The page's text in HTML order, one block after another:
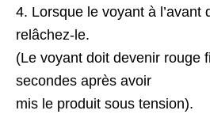
4. Lorsque le voyant à l’avant
relâchez-le.
(Le voyant doit devenir rouge
secondes après avoir
mis le produit sous tension).